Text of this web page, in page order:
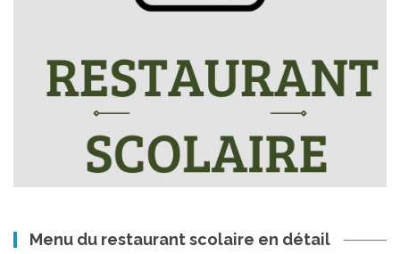
Menu du restaurant scolaire en détail